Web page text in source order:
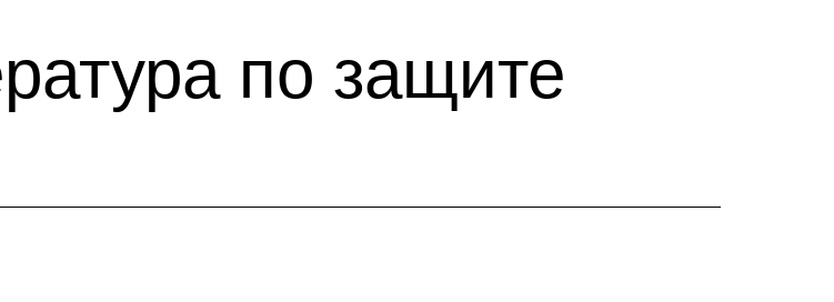
по защите